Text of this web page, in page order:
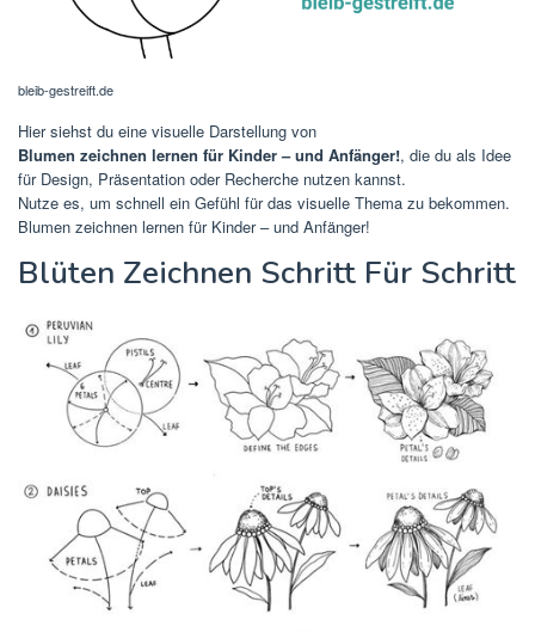
bleib-gestreift.de
Hier siehst du eine visuelle Darstellung von
Blumen zeichnen lernen für Kinder – und Anfänger!, die du als Idee
für Design, Präsentation oder Recherche nutzen kannst.
Nutze es, um schnell ein Gefühl für das visuelle Thema zu bekommen.
Blumen zeichnen lernen für Kinder – und Anfänger!
Blüten Zeichnen Schritt Für Schritt